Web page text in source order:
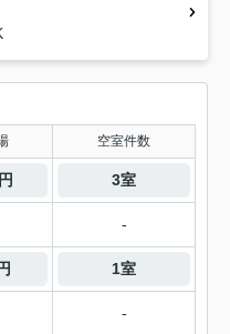
空室件数
3室
-
1室
-